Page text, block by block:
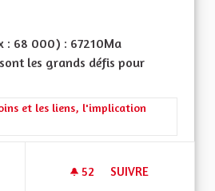
: 68 000) : 67210Ma
les grands défis pour
la catégorie : Les solidarités, les soins
et les liens, l'implication
52 52 ABONNÉS
SUIVRE